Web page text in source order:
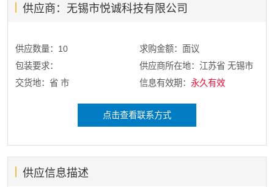
供应商：无锡市悦诚科技有限公司
供应数量：10
求购金额：面议
包装要求：
供应商所在地：江苏省 无锡市
交货地：省 市
信息有效期： 永久有效
点击查看联系方式
供应信息描述